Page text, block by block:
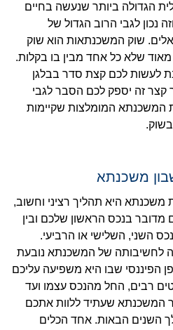
הגדולה ביותר שנעשה בחיים
נכון לגבי הרוב הגדול של
שוק המשכנתאות הוא שוק
שלא כל אחד מבין בו בקלות.
לעשות לכם קצת סדר בבלגן
קצר זה יספק לכם הסבר לגבי
המשכנתא המומלצות שקיימות
משכנתא
משכנתא היא תהליך רציני וחשוב,
מדובר בנכס הראשון שלכם ובין
השני, השלישי או הרביעי.
לחשיבותה של המשכנתא נובעת
הפיננסי שבו היא משפיעה עליכם
רבים, החל מהנכס עצמו ועד
המשכנתא שעתיד ללוות אתכם
השנים הבאות. אחד הכלים